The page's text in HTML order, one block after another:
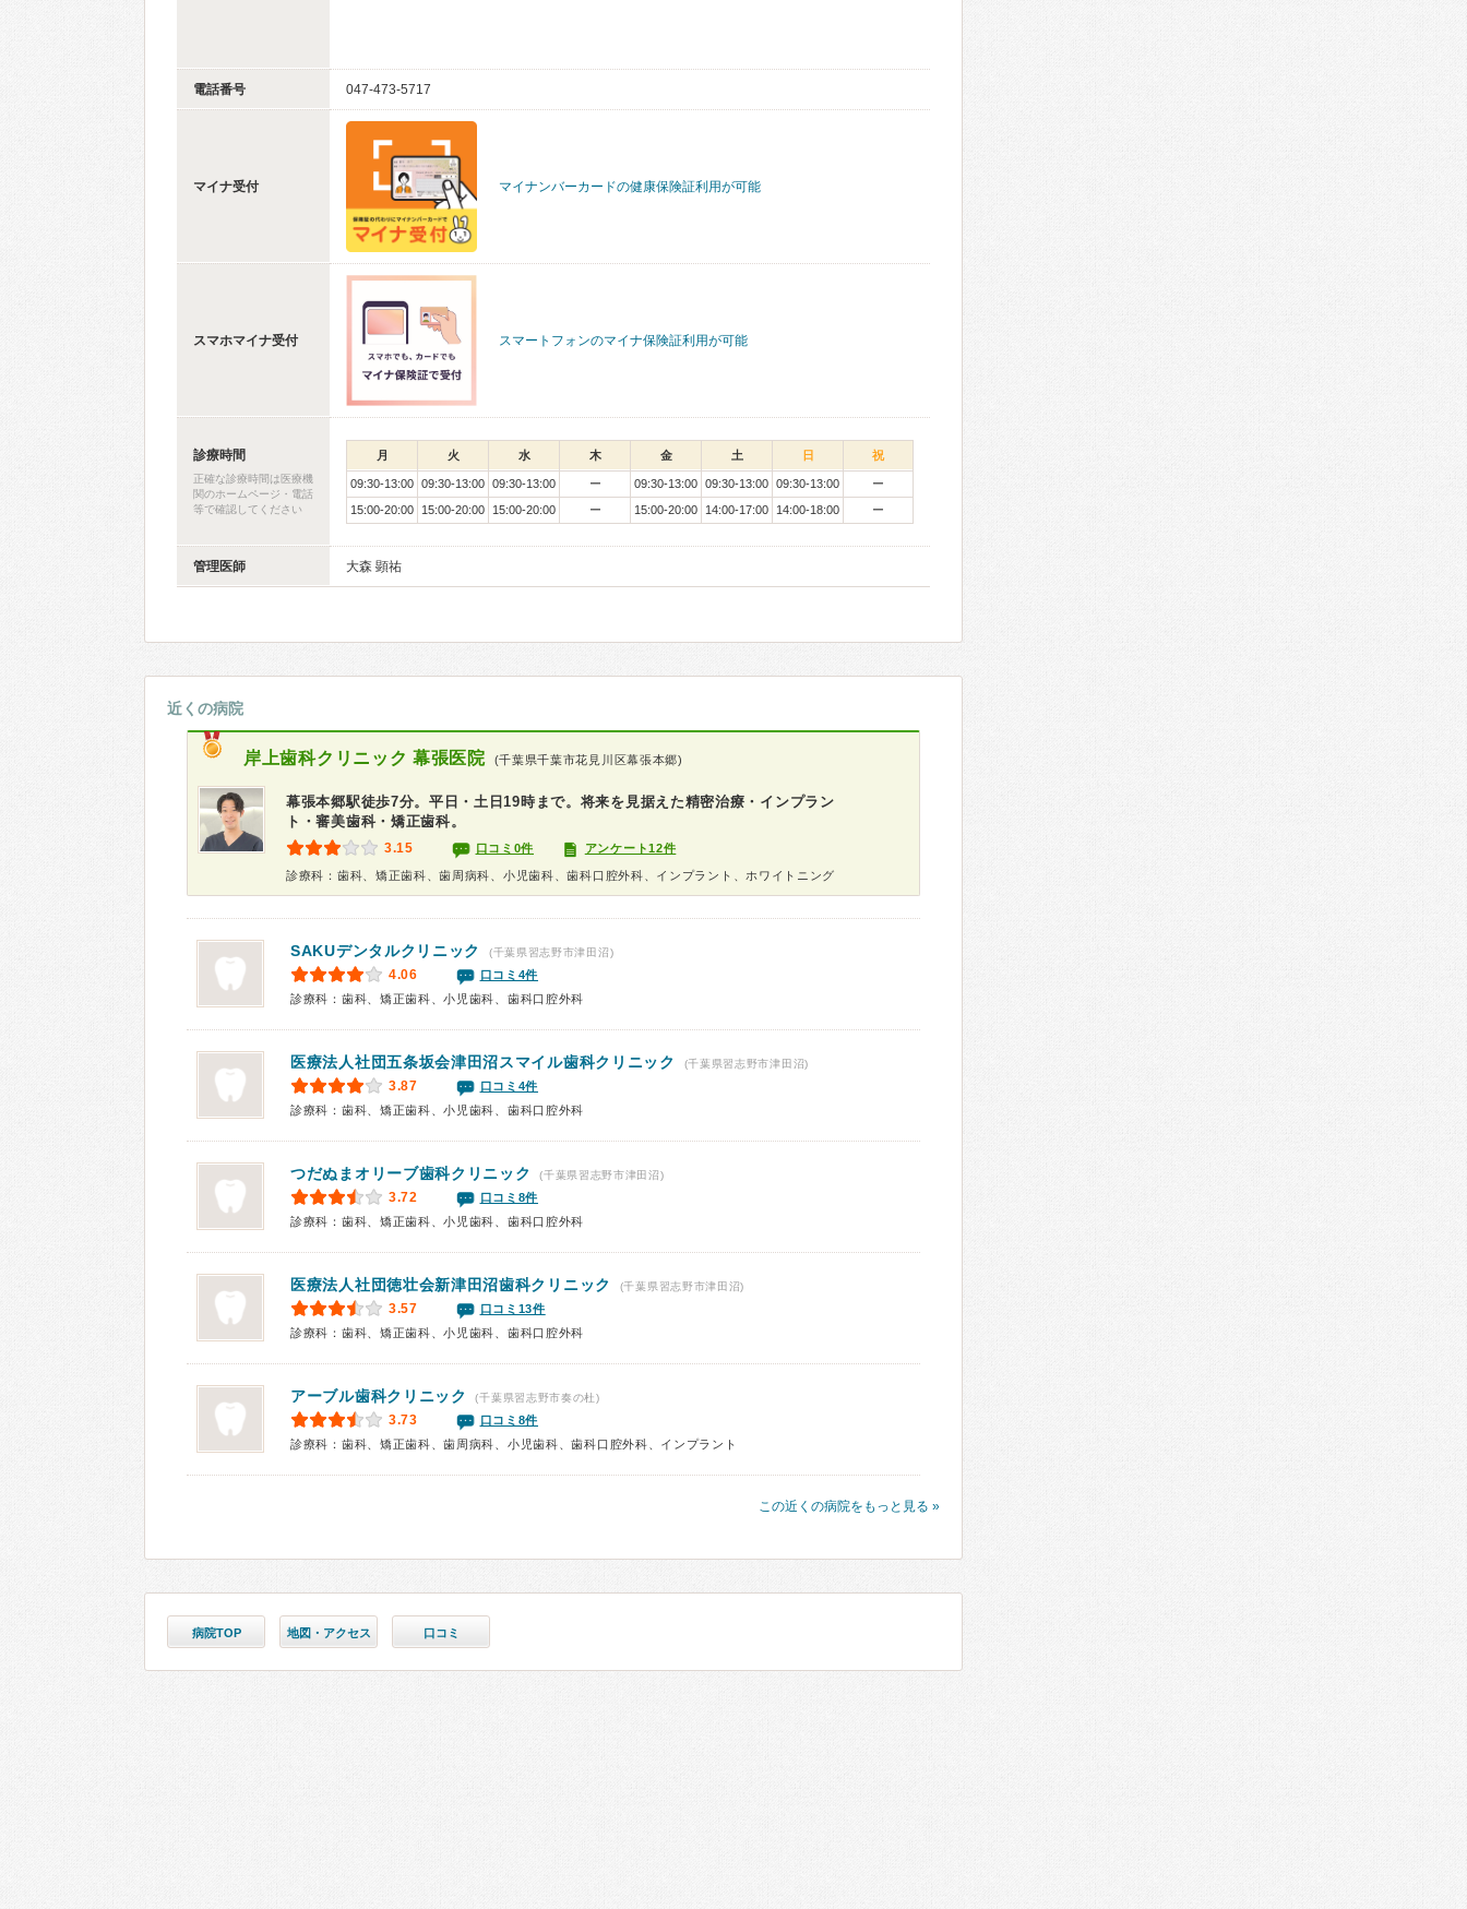
電話番号 047-473-5717
マイナ受付 マイナンバーカードの健康保険証利用が可能
スマホマイナ受付 スマートフォンのマイナ保険証利用が可能
診療時間
正確な診療時間は医療機
関のホームページ・電話
等で確認してください
月 火 水 木 金 土 日 祝
09:30-13:00 09:30-13:00 09:30-13:00 ー 09:30-13:00 09:30-13:00 09:30-13:00
ー
15:00-20:00
15:00-20:00 15:00-20:00 ー 15:00-20:00 14:00-17:00 14:00-18:00 ー
管理医師 大森 顕祐
近くの病院
岸上歯科クリニック 幕張医院 (千葉県千葉市花見川区幕張本郷)
幕張本郷駅徒歩7分。平日・土日19時まで。将来を見据えた精密治療・インプラン
ト・審美歯科・矯正歯科。
3.15 口コミ0件 アンケート12件
診療科：歯科、矯正歯科、歯周病科、小児歯科、歯科口腔外科、インプラント、ホワイトニング
SAKUデンタルクリニック (千葉県習志野市津田沼)
4.06
口コミ4件
診療科：歯科、矯正歯科、小児歯科、歯科口腔外科
医療法人社団五条坂会津田沼スマイル歯科クリニック (千葉県習志野市津田沼)
3.87
口コミ4件
診療科：歯科、矯正歯科、小児歯科、歯科口腔外科
つだぬまオリーブ歯科クリニック (千葉県習志野市津田沼)
3.72
口コミ8件
診療科：歯科、矯正歯科、小児歯科、歯科口腔外科
医療法人社団徳壮会新津田沼歯科クリニック (千葉県習志野市津田沼)
3.57
口コミ13件
診療科：歯科、矯正歯科、小児歯科、歯科口腔外科
アーブル歯科クリニック (千葉県習志野市奏の杜)
3.73
口コミ8件
診療科：歯科、矯正歯科、歯周病科、小児歯科、歯科口腔外科、インプラント
この近くの病院をもっと見る »
病院TOP 地図・アクセス 口コミ